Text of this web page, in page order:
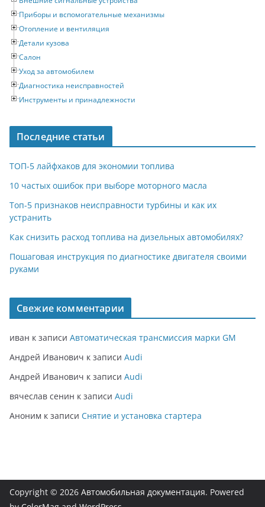
Приборы и вспомогательные механизмы
Отопление и вентиляция
Детали кузова
Салон
Уход за автомобилем
Диагностика неисправностей
Инструменты и принадлежности
Последние статьи
ТОП-5 лайфхаков для экономии топлива
10 частых ошибок при выборе моторного масла
Топ-5 признаков неисправности турбины и как их
устранить
Как снизить расход топлива на дизельных автомобилях?
Пошаговая инструкция по диагностике двигателя своими
руками
Свежие комментарии
иван к записи Автоматическая трансмиссия марки GM
Андрей Иванович к записи Audi
Андрей Иванович к записи Audi
вячеслав сенин к записи Audi
Аноним к записи Снятие и установка стартера
Copyright © 2026 Автомобильная документация. Powered